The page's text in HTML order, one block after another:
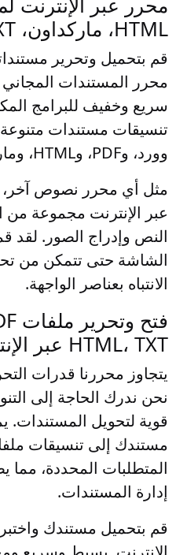
HTML، ماركداون، TXT
قم بتحميل وتحرير
محرر المستندات المجاني
سريع وخفيف للبرامج
تنسيقات مستندات
وورد، وPDF، وHTML، وماركداون.
مثل أي محرر نصوص آخر،
عبر الإنترنت مجموعة من
النص وإدراج الصور. لقد
الشاشة حتى تتمكن من
الانتباه بعناصر الواجهة.
HTML، TXT عبر الإنترنت
يتجاوز محررنا قدرات
نحن ندرك الحاجة إلى
قوية لتحويل المستندات.
مستندك إلى تنسيقات
المتطلبات المحددة، مما
إدارة المستندات.
قم بتحميل مستندك